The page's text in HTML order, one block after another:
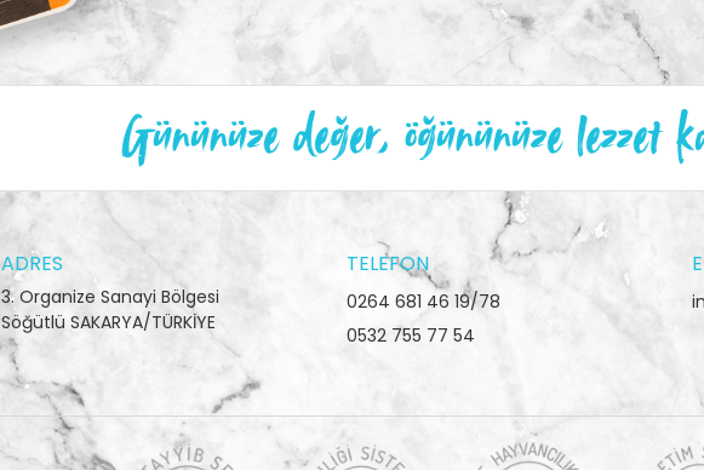
Gününüze değer, öğününüze lezzet
ADRES
3. Organize Sanayi Bölgesi
Söğütlü SAKARYA/TÜRKİYE
TELEFON
0264 681 46 19/78
0532 755 77 54